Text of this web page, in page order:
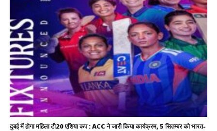
दुबई में होगा महिला टी20 एशिया कप : ACC ने जारी किया कार्यक्रम, 5 सितम्बर को भारत-